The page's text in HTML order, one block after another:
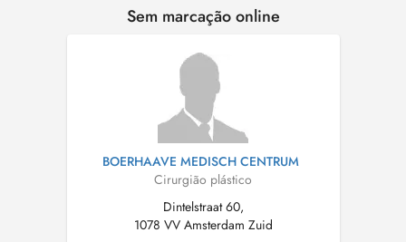
Sem marcação online
BOERHAAVE MEDISCH CENTRUM
Cirurgião plástico
Dintelstraat 60,
1078 VV Amsterdam Zuid